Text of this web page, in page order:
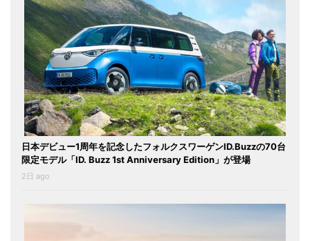
日本デビュー1周年を記念したフォルクスワーゲンID.Buzzの70台
限定モデル「ID. Buzz 1st Anniversary Edition」が登場
2日 ago